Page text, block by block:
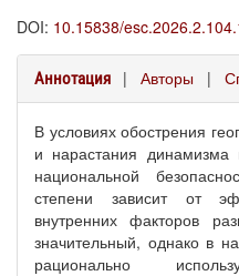
DOI: 10.15838/
Аннотация | Авторы |
В условиях обострения
и нарастания
национальной
степени зависит от
внутренних факторов
значительный, однако в
рационально